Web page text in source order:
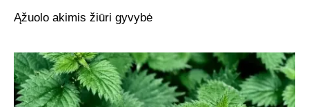
Ąžuolo akimis žiūri gyvybė